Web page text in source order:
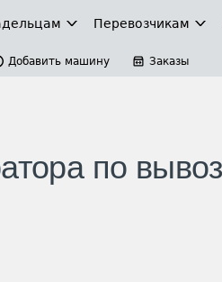
Перевозчикам
Добавить машину Заказы
по